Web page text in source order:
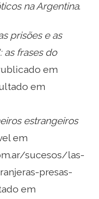
na Argentina.
prisões e as
as frases do
em
em
estrangeiros
em
sucesos/las-
presas-
em